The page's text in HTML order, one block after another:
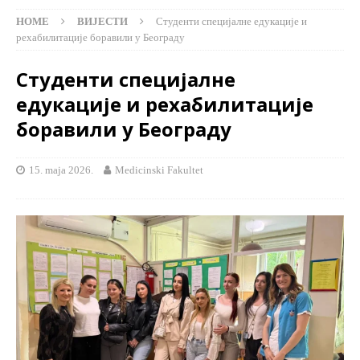
HOME ВИЈЕСТИ
Студенти специјалне едукације и
рехабилитације боравили у Београду
Студенти специјалне
едукације и рехабилитације
боравили у Београду
15. maja 2026. Medicinski Fakultet